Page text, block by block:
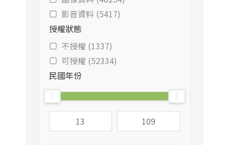
影音資料 (5417)
授權狀態
不授權 (1337)
可授權 (52334)
民國年份